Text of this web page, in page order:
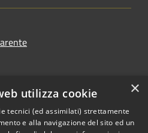
×
utilizza cookie
tecnici (ed assimilati) strettamente
e alla navigazione del sito ed un